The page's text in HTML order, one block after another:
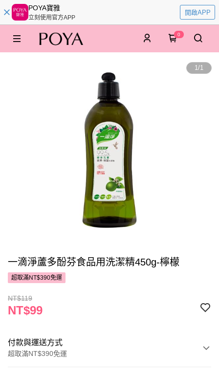
POYA寶雅
立刻使用官方APP
開啟APP
0
1/1
一滴淨蘆多酚芬食品用洗潔精450g-檸檬
超取滿NT$390免運
NT$119
NT$99
付款與運送方式
超取滿NT$390免運